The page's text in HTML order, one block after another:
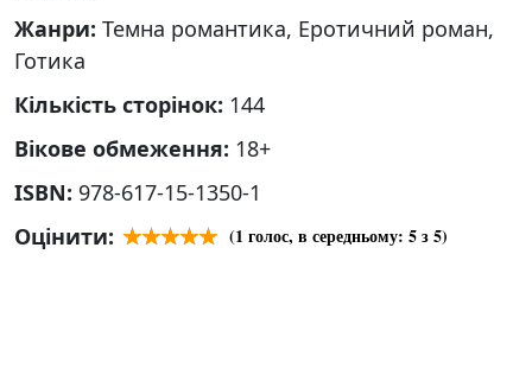
Жанри: Темна романтика, Еротичний роман,
Готика
Кількість сторінок: 144
Вікове обмеження: 18+
ISBN: 978-617-15-1350-1
Оцінити:
(1 голос, в середньому: 5з 5)